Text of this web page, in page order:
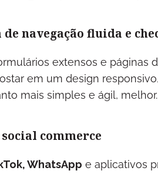
navegação fluida e
extensos e páginas
em um design
mais simples e ágil,
commerce
WhatsApp e aplicativos